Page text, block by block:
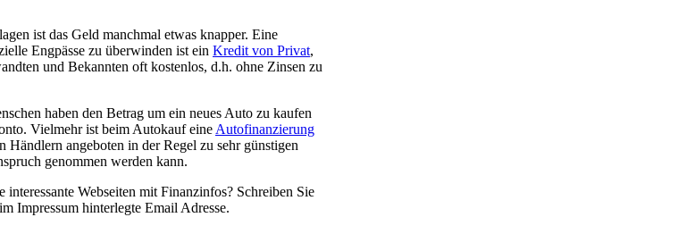
ist das Geld manchmal etwas knapper. Eine
Engpässe zu überwinden ist ein Kredit von Privat,
und Bekannten oft kostenlos, d.h. ohne Zinsen zu
haben den Betrag um ein neues Auto zu kaufen
Vielmehr ist beim Autokauf eine Autofinanzierung
Händlern angeboten in der Regel zu sehr günstigen
genommen werden kann.
interessante Webseiten mit Finanzinfos? Schreiben Sie
Impressum hinterlegte Email Adresse.